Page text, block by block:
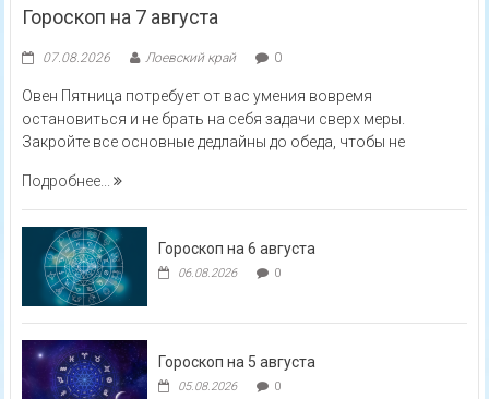
Гороскоп на 7 августа
07.08.2026 Лоевский край 0
Овен Пятница потребует от вас умения вовремя
остановиться и не брать на себя задачи сверх меры.
Закройте все основные дедлайны до обеда, чтобы не
Подробнее...
Гороскоп на 6 августа
06.08.2026 0
Гороскоп на 5 августа
05.08.2026 0